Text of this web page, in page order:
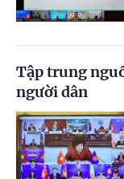
Tập trung
người dân